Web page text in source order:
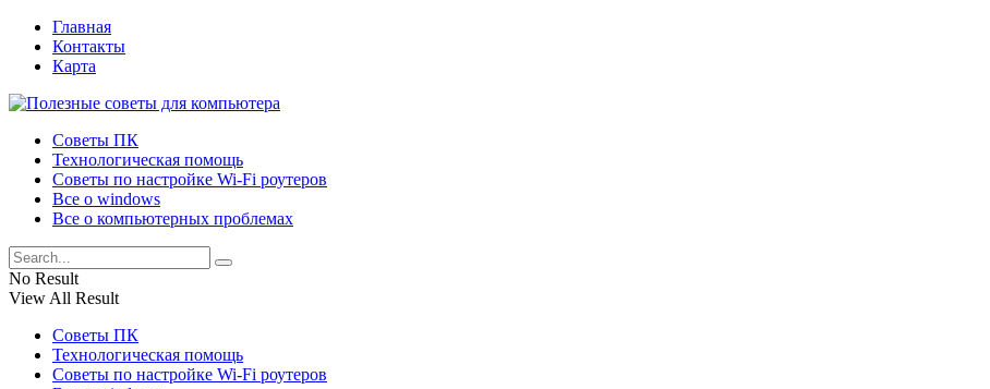
Главная
Контакты
Карта
Советы ПК
Технологическая помощь
Советы по настройке Wi-Fi роутеров
Все о windows
Все о компьютерных проблемах
No Result
View All Result
Советы ПК
Технологическая помощь
Советы по настройке Wi-Fi роутеров